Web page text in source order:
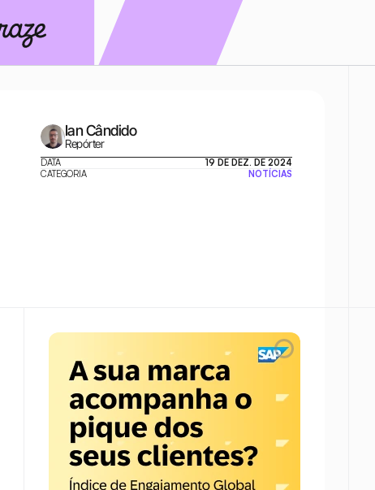
Ian Cândido
Repórter
DATA
19 DE DEZ. DE 2024
CATEGORIA
NOTÍCIAS